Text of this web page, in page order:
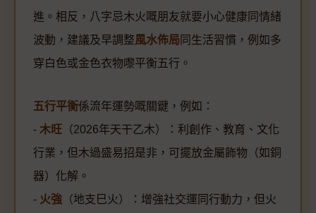
進。相反，八字忌木火嘅朋友就要小心健康同情緒
波動，建議及早調整風水佈局 同生活習慣，例如多
穿白色或金色衣物嚟平衡五行。
五行平衡係流年運勢嘅關鍵，例如：
- 木旺 （2026年天干乙木）：利創作、教育、文化
行業，但木過盛易招是非，可擺放金屬飾物（如銅
器）化解。
- 火強 （地支巳火）：增強社交運同行動力，但火